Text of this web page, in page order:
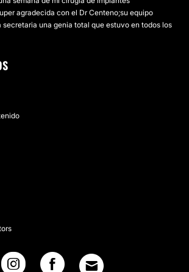
agradecida con el Dr Centeno;su equipo
secretaria una genia total que estuvo en todos los